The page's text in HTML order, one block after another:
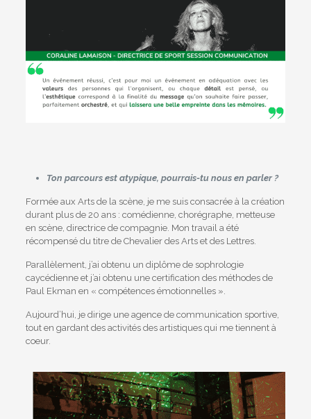
Ton parcours est atypique, pourrais-tu nous en parler ?
Formée aux Arts de la scène, je me suis consacrée à la création
durant plus de 20 ans : comédienne, chorégraphe, metteuse
en scène, directrice de compagnie. Mon travail a été
récompensé du titre de Chevalier des Arts et des Lettres.
Parallèlement, j’ai obtenu un diplôme de sophrologie
caycédienne et j’ai obtenu une certification des méthodes de
Paul Ekman en « compétences émotionnelles ».
Aujourd’hui, je dirige une agence de communication sportive,
tout en gardant des activités des artistiques qui me tiennent à
coeur.